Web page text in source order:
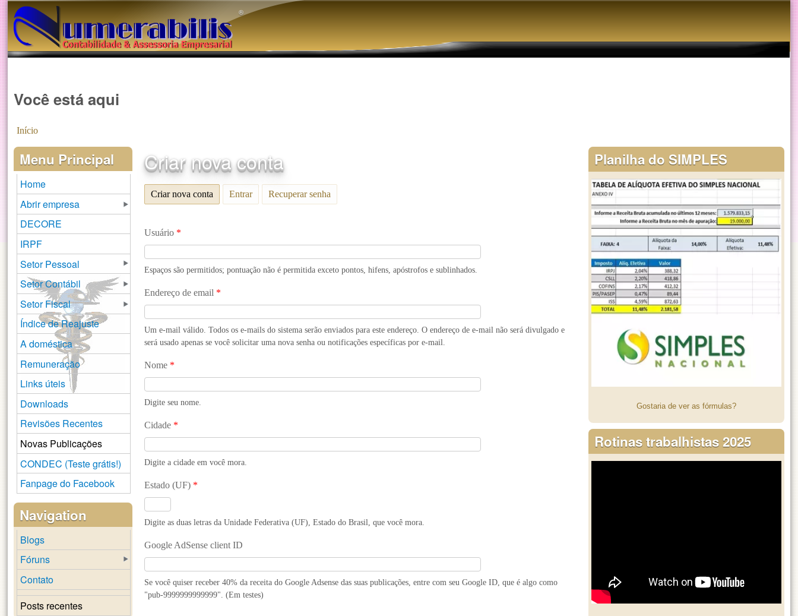
®️
Você está aqui
Início
Criar nova conta
Criar nova conta (aba ativa)
Entrar Recuperar senha
Usuário *
Espaços são permitidos; pontuação não é permitida exceto pontos, hifens, apóstrofos e sublinhados.
Endereço de email *
Um e-mail válido. Todos os e-mails do sistema serão enviados para este endereço. O endereço de e-mail não será divulgado e
será usado apenas se você solicitar uma nova senha ou notificações específicas por e-mail.
Nome *
Digite seu nome.
Cidade *
Digite a cidade em você mora.
Estado (UF) *
Digite as duas letras da Unidade Federativa (UF), Estado do Brasil, que você mora.
Google AdSense client ID
Se você quiser receber 40% da receita do Google Adsense das suas publicações, entre com seu Google ID, que é algo como
"pub-9999999999999". (Em testes)
Menu Principal
Home
Abrir empresa
DECORE
IRPF
Setor Pessoal
Setor Contábil
Setor Fiscal
Índice de Reajuste
A doméstica
Remuneração
Links úteis
Downloads
Revisões Recentes
Novas Publicações
CONDEC (Teste grátis!)
Fanpage do Facebook
Navigation
Blogs
Fóruns
Contato
Posts recentes
Planilha do SIMPLES
Gostaria de ver as fórmulas?
Rotinas trabalhistas 2025